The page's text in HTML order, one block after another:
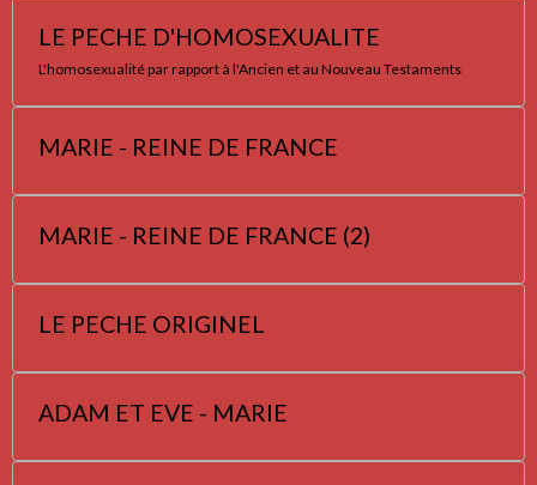
LE PECHE D'HOMOSEXUALITE
L'homosexualité par rapport à l'Ancien et au Nouveau Testaments
MARIE - REINE DE FRANCE
MARIE - REINE DE FRANCE (2)
LE PECHE ORIGINEL
ADAM ET EVE - MARIE